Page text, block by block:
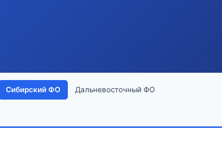
Сибирский ФО Дальневосточный ФО